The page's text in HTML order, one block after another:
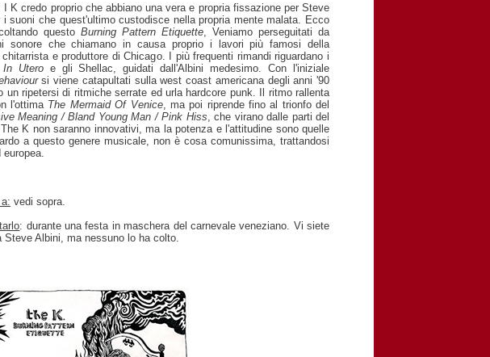
I K credo proprio che abbiano una vera e propria fissazione per Steve
i suoni che quest'ultimo custodisce nella propria mente malata. Ecco
questo Burning Pattern Etiquette , Veniamo perseguitati da
sonore che chiamano in causa proprio i lavori più famosi della
e produttore di Chicago. I più frequenti rimandi riguardano i
In Uteroe gli Shellac, guidati dall'Albini medesimo. Con l'iniziale
si viene catapultati sulla west coast americana degli anni '90
un ripetersi di ritmiche serrate ed urla hardcore punk. Il ritmo rallenta
l'ottima The Mermaid Of Venice, ma poi riprende fino al trionfo del
Meaning / Bland Young Man / Pink Hiss , che virano dalle parti del
K non saranno innovativi, ma la potenza e l'attitudine sono quelle
a questo genere musicale, non è cosa comunissima, trattandosi
vedi sopra.
: durante una festa in maschera del carnevale veneziano. Vi siete
Steve Albini, ma nessuno lo ha colto.